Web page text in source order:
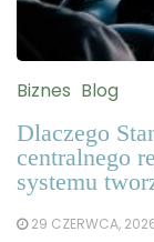
Biznes Blog
Dlaczego
centralnego
systemu
29 CZERWCA,